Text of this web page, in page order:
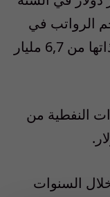
ارتفع حجم الرواتب في
المؤسسات الحكومية في الفترة ذاتها من 6,7 مليار
النفطية من
السنوات